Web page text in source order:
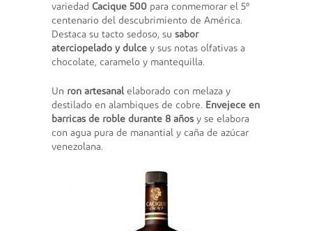
variedad Cacique 500 para conmemorar el 5º
centenario del descubrimiento de América.
Destaca su tacto sedoso, su sabor
aterciopelado y dulce y sus notas olfativas a
chocolate, caramelo y mantequilla.
Un ron artesanal elaborado con melaza y
destilado en alambiques de cobre. Envejece en
barricas de roble durante 8 años y se elabora
con agua pura de manantial y caña de azúcar
venezolana.